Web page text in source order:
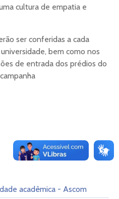
cultura de empatia e
ser conferidas a cada
bem como nos
de entrada dos prédios do
acadêmica - Ascom